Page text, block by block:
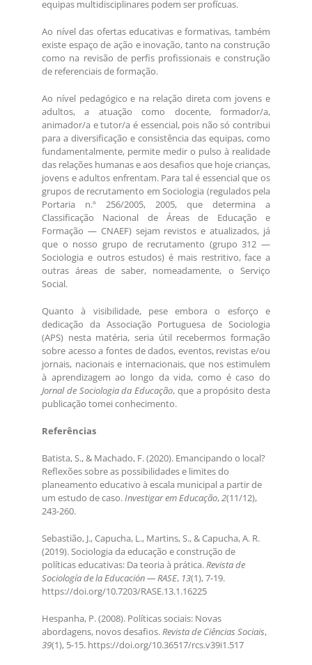
equipas multidisciplinares podem ser profícuas.
Ao nível das ofertas educativas e formativas, também
existe espaço de ação e inovação, tanto na construção
como na revisão de perfis profissionais e construção
de referenciais de formação.
Ao nível pedagógico e na relação direta com jovens e
adultos, a atuação como docente, formador/a,
animador/a e tutor/a é essencial, pois não só contribui
para a diversificação e consistência das equipas, como
fundamentalmente, permite medir o pulso à realidade
das relações humanas e aos desafios que hoje crianças,
jovens e adultos enfrentam. Para tal é essencial que os
grupos de recrutamento em Sociologia (regulados pela
Portaria n.º 256/2005, 2005, que determina a
Classificação Nacional de Áreas de Educação e
Formação — CNAEF) sejam revistos e atualizados, já
que o nosso grupo de recrutamento (grupo 312 —
Sociologia e outros estudos) é mais restritivo, face a
outras áreas de saber, nomeadamente, o Serviço
Social.
Quanto à visibilidade, pese embora o esforço e
dedicação da Associação Portuguesa de Sociologia
(APS) nesta matéria, seria útil recebermos formação
sobre acesso a fontes de dados, eventos, revistas e/ou
jornais, nacionais e internacionais, que nos estimulem
à aprendizagem ao longo da vida, como é caso do
Jornal de Sociologia da Educação, que a propósito desta
publicação tomei conhecimento.
Referências
Batista, S., & Machado, F. (2020). Emancipando o local?
Reflexões sobre as possibilidades e limites do
planeamento educativo à escala municipal a partir de
um estudo de caso.Investigar em Educação,2(11/12),
243-260.
Sebastião, J., Capucha, L., Martins, S., & Capucha, A. R.
(2019). Sociologia da educação e construção de
políticas educativas: Da teoria à prática.Revista de
Sociología de la Educación — RASE, 13(1), 7-19.
https://doi.org/10.7203/RASE.13.1.16225
Hespanha, P. (2008). Políticas sociais: Novas
abordagens, novos desafios.Revista de Ciências Sociais,
39(1), 5-15. https://doi.org/10.36517/rcs.v39i1.517